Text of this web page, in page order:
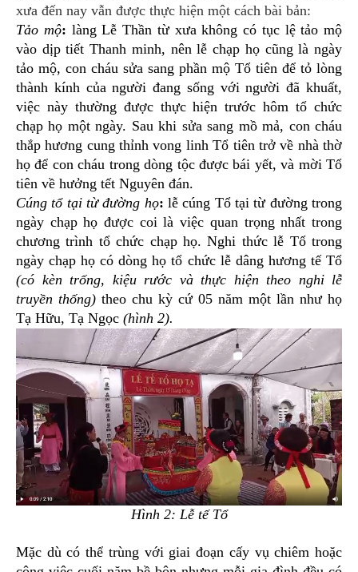
xưa đến nay vẫn được thực hiện một cách bài bản:
Tảo mộ: làng Lễ Thần từ xưa không có tục lệ tảo mộ
vào dịp tiết Thanh minh, nên lễ chạp họ cũng là ngày
tảo mộ, con cháu sửa sang phần mộ Tổ tiên để tỏ lòng
thành kính của người đang sống với người đã khuất,
việc này thường được thực hiện trước hôm tổ chức
chạp họ một ngày. Sau khi sửa sang mồ mả, con cháu
thắp hương cung thỉnh vong linh Tổ tiên trở về nhà thờ
họ để con cháu trong dòng tộc được bái yết, và mời Tổ
tiên về hưởng tết Nguyên đán.
Cúng tổ tại từ đường họ:lễ cúng Tổ tại từ đường trong
ngày chạp họ được coi là việc quan trọng nhất trong
chương trình tổ chức chạp họ. Nghi thức lễ Tổ trong
ngày chạp họ có dòng họ tổ chức lễ dâng hương tế Tổ
(có kèn trống, kiệu rước và thực hiện theo nghi lễ
truyền thống) theo chu kỳ cứ 05 năm một lần như họ
Tạ Hữu, Tạ Ngọc (hình 2).
Hình 2: Lễ tế Tổ
Mặc dù có thể trùng với giai đoạn cấy vụ chiêm hoặc